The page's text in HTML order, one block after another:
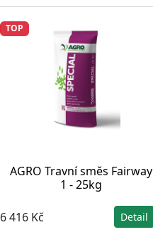
TOP
AGRO Travní směs Fairway
1 - 25kg
6 416 Kč Detail